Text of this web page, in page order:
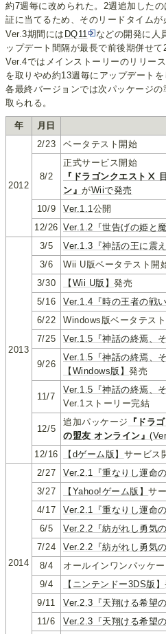
約7週毎に改められた。2週追加した
証に当てるため、そのリードタイムが
Ver.3期間には DQ11
などの開発に人
ップデート間隔が最長で前後期併せて
Ver.4ではメインストーリーのリリー
を取りやめ約13週毎にアップデートを
各最終バージョンでは次パッケージ
取られる。
年 月日
2012
2/23 ベータテスト開始
8/2
正式サービス開始
『ドラゴンクエストⅩ
ン』がWiiで発売
10/9
Ver.1.1公開
12/26 Ver.1.2『世告げの姫と
2013
3/5 Ver.1.3『神話の王に震
3/6
Wii U版ベータテスト開
3/30
【Wii U版】発売
5/16
Ver.1.4『時の王者の戦
6/22
Windows版ベータテス
7/25
Ver.1.5『神話の終焉、
9/26
Ver.1.5『神話の終焉、
【Windows版】発売
11/7
Ver.1.5『神話の終焉、
Ver.1ストーリー完結
12/5
追加パッケージ
『ドラ
の盟友 オンライン』
12/16
【dゲーム版】 サービス
2014
2/27 Ver.2.1『重なりし運命
3/27
【Yahoo!ゲーム版】サ
4/17
Ver.2.1『重なりし運命
6/5
Ver.2.2『紡がれし勇気
7/24
Ver.2.2『紡がれし勇気
8/4
オールインワンパッケ
9/4
【ニンテンドー3DS版】
9/11
Ver.2.3『天翔ける希望
11/6
Ver.2.3『天翔ける希望